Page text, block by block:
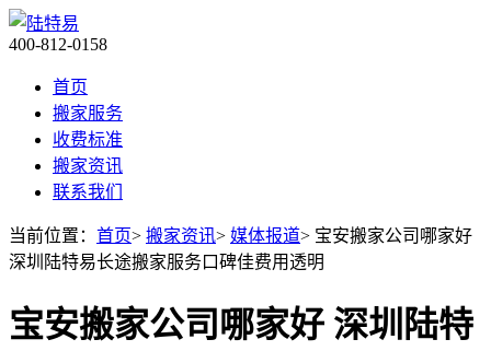
400-812-0158
首页
搬家服务
收费标准
搬家资讯
联系我们
当前位置： 首页> 搬家资讯> 媒体报道> 宝安搬家公司哪家好
深圳陆特易长途搬家服务口碑佳费用透明
宝安搬家公司哪家好 深圳陆特